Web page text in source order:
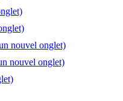
nouvel onglet)
nouvel onglet)